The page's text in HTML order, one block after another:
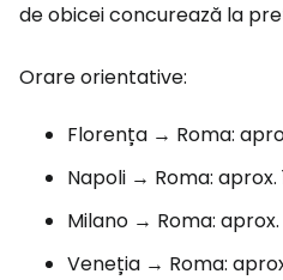
de obicei concurează la
Orare orientative:
Florența → Roma:
Napoli → Roma: aprox.
Milano → Roma:
Veneția → Roma: